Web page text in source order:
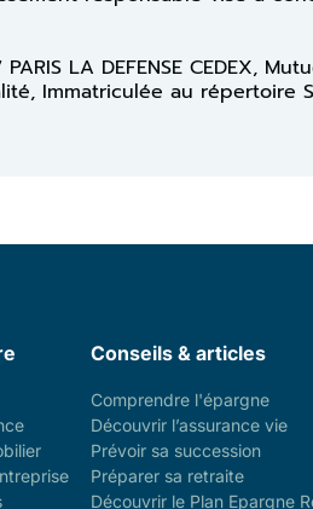
LA DEFENSE CEDEX,
au répertoire
Conseils & articles
Comprendre l'épargne
Découvrir l’assurance vie
Prévoir sa succession
Préparer sa retraite
Découvrir le Plan Epargne